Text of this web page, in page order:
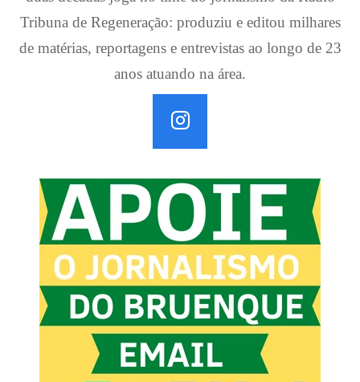
Tribuna de Regeneração: produziu e editou milhares
de matérias, reportagens e entrevistas ao longo de 23
anos atuando na área.